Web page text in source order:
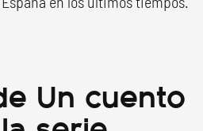
Un cuento